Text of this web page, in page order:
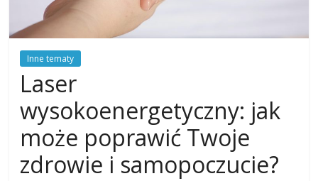
Inne tematy
Laser
wysokoenergetyczny: jak
może poprawić Twoje
zdrowie i samopoczucie?